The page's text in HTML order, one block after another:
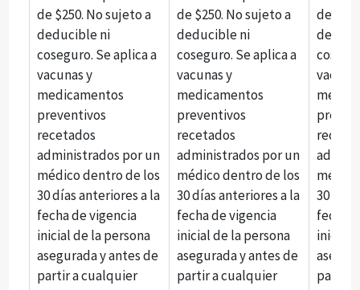
de $250. No sujeto a
deducible ni
coseguro. Se aplica a
vacunas y
medicamentos
preventivos
recetados
administrados por un
médico dentro de los
30 días anteriores a la
fecha de vigencia
inicial de la persona
asegurada y antes de
partir a cualquier
de $250. No sujeto a
deducible ni
coseguro. Se aplica a
vacunas y
medicamentos
preventivos
recetados
administrados por un
médico dentro de los
30 días anteriores a la
fecha de vigencia
inicial de la persona
asegurada y antes de
partir a cualquier
de
30
fecha
inicial
partir